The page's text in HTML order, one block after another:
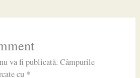
va fi publicată. Câmpurile
cu *